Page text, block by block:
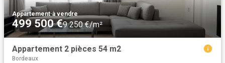
Appartement·à vendre
499 500 €9 250 €/m²
Appartement 2 pièces 54 m2
Bordeaux